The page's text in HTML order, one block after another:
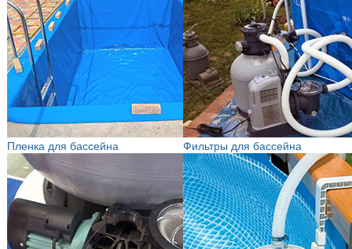
Пленка для бассейна Фильтры для бассейна